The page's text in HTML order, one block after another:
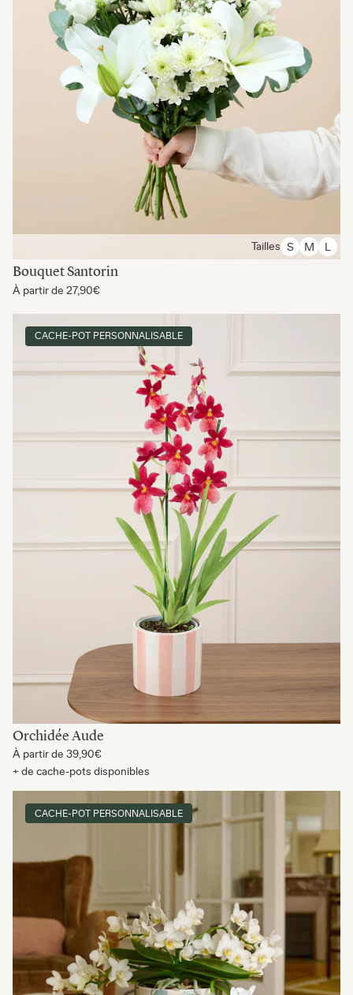
Tailles S M
Bouquet Santorin
À partir de 27,90€
CACHE-POT PERSONNALISABLE
Orchidée Aude
À partir de 39,90€
+ de cache-pots disponibles
CACHE-POT PERSONNALISABLE